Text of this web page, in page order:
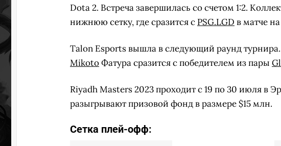
Dota 2. Встреча завершилась со счетом 1:2.
нижнюю сетку, где сразится с PSG.LGD в матче
Talon Esports вышла в следующий раунд
MikotoФатура сразится с победителем из пары
Riyadh Masters 2023 проходит с 19 по 30 июля в
разыгрывают призовой фонд в размере $15 млн.
Сетка плей-офф: